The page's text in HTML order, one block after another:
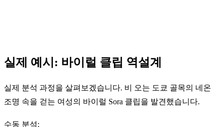
실제 예시: 바이럴 클립 역설계
실제 분석 과정을 살펴보겠습니다. 비 오는 도쿄 골목의 네온
조명 속을 걷는 여성의 바이럴 Sora 클립을 발견했습니다.
수동 분석: